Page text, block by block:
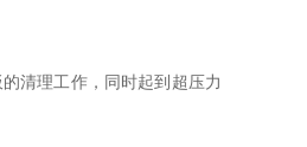
清理工作，同时起到超压力